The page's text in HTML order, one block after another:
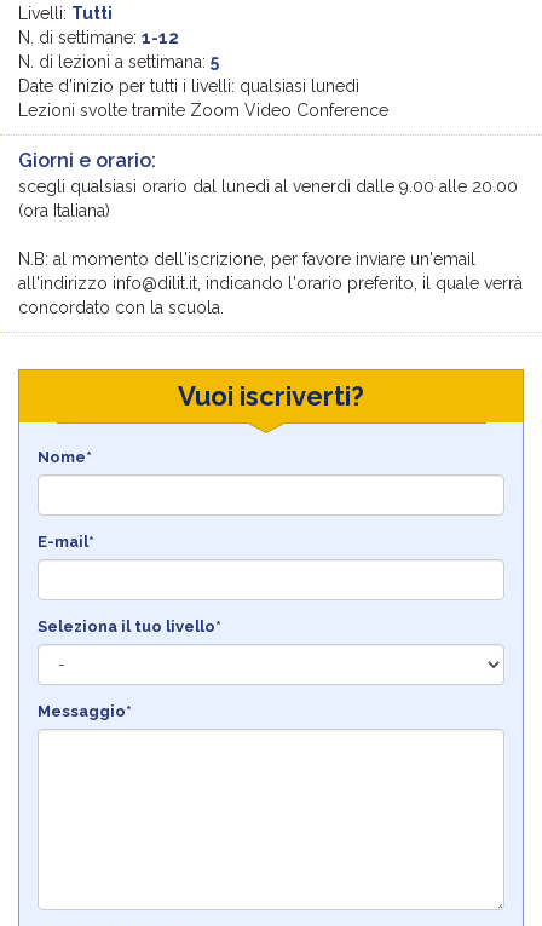
Livelli: Tutti
N. di settimane: 1-12
N. di lezioni a settimana: 5
Date d'inizio per tutti i livelli: qualsiasi lunedì
Lezioni svolte tramite Zoom Video Conference
Giorni e orario:
scegli qualsiasi orario dal lunedì al venerdì dalle 9.00 alle 20.00
(ora Italiana)
N.B: al momento dell'iscrizione, per favore inviare un'email
all'indirizzo info@dilit.it, indicando l'orario preferito, il quale verrà
concordato con la scuola.
Vuoi iscriverti?
Nome*
E-mail*
Seleziona il tuo livello*
Messaggio*